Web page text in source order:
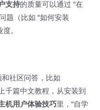
支持的质量可以通过 “在
题（比如 “如何安装
。
社区问答，比如
千篇中文教程，从安装到
机用户体验技巧里，“自学